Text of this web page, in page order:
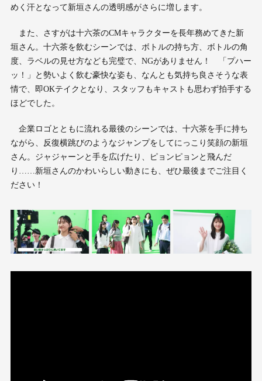
めく汗となって新垣さんの透明感がさらに増します。
また、さすがは十六茶のCMキャラクターを長年務めてきた新
垣さん。十六茶を飲むシーンでは、ボトルの持ち方、ボトルの角
度、ラベルの見せ方なども完璧で、NGがありません！ 「プハー
ッ！」と勢いよく飲む豪快な姿も、なんとも気持ち良さそうな表
情で、即OKテイクとなり、スタッフもキャストも思わず拍手する
ほどでした。
企業ロゴとともに流れる最後のシーンでは、十六茶を手に持ち
ながら、反復横跳びのようなジャンプをしてにっこり笑顔の新垣
さん。ジャジャーンと手を広げたり、ピョンピョンと飛んだ
り……新垣さんのかわいらしい動きにも、ぜひ最後までご注目く
ださい！